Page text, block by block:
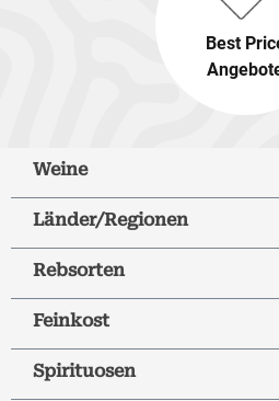
Best
Weine
Länder/Regionen
Rebsorten
Feinkost
Spirituosen